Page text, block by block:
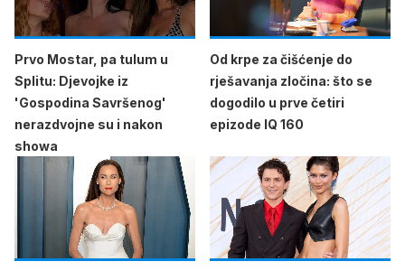
Prvo Mostar, pa tulum u
Splitu: Djevojke iz
'Gospodina Savršenog'
nerazdvojne su i nakon
showa
Od krpe za čišćenje do
rješavanja zločina: što se
dogodilo u prve četiri
epizode IQ 160